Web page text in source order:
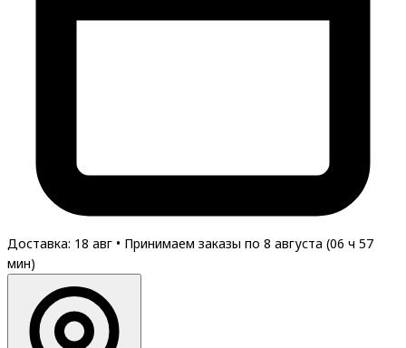
Доставка: 18 авг • Принимаем заказы по 8 августа (06 ч 57
мин)